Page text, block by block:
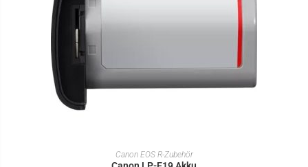
IN DEN WARENKORB
Canon EOS R-Zubehör